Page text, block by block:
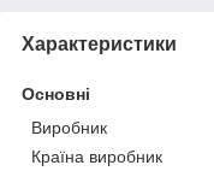
Характеристики
Основні
Виробник
Країна виробник